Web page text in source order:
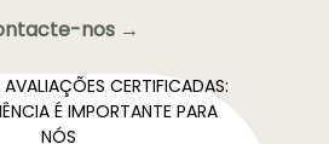
nos →
CERTIFICADAS:
É IMPORTANTE PARA
NÓS